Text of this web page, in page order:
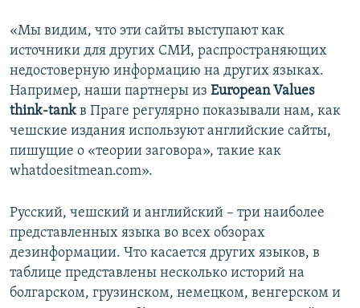
«Мы видим, что эти сайты выступают как
источники для других СМИ, распространяющих
недостоверную информацию на других языках.
Например, наши партнеры из European Values
think-tankв Праге регулярно показывали нам, как
чешские издания используют английские сайты,
пишущие о «теории заговора», такие как
whatdoesitmean.com».
Русский, чешский и английский – три наиболее
представленных языка во всех обзорах
дезинформации. Что касается других языков, в
таблице представлены несколько историй на
болгарском, грузинском, немецком, венгерском и